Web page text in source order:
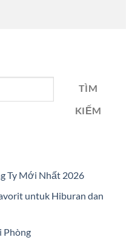
TÌM
KIẾM
Ty Mới Nhất 2026
untuk Hiburan dan
Phòng